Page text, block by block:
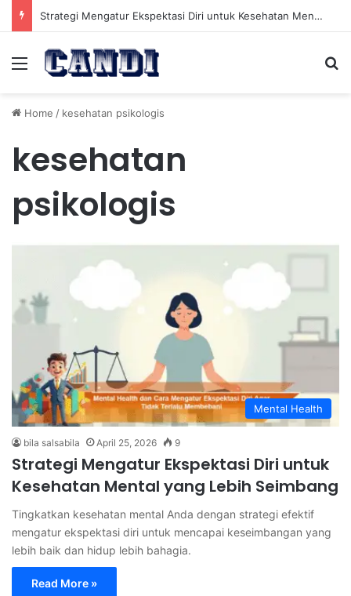
Strategi Mengatur Ekspektasi Diri untuk Kesehatan Mental yang Lebih Seimbang
Menu
Home / kesehatan psikologis
kesehatan
psikologis
Mental Health
bila salsabila April 25, 2026 9
Strategi Mengatur Ekspektasi Diri untuk
Kesehatan Mental yang Lebih Seimbang
Tingkatkan kesehatan mental Anda dengan strategi efektif
mengatur ekspektasi diri untuk mencapai keseimbangan yang
lebih baik dan hidup lebih bahagia.
Read More »